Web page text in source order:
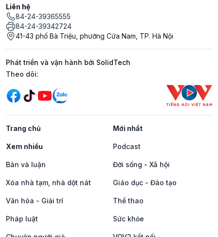
Liên hệ
84-24-39365555
84-24-39342724
41-43 phố Bà Triệu, phường Cửa Nam, TP. Hà Nội
Phát triển và vận hành bởi SolidTech
Mạng xã hội
Theo dõi:
Trang chủ Mới nhất
Xem nhiều Podcast
Bàn và luận Đời sống - Xã hội
Xóa nhà tạm, nhà dột nát Giáo dục - Đào tạo
Văn hóa - Giải trí Thể thao
Pháp luật Sức khỏe